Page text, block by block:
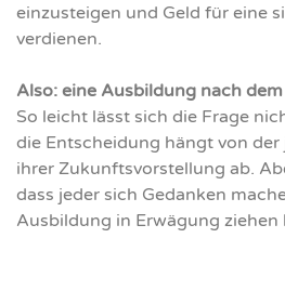
einzusteigen und Geld für eine
verdienen.
Also: eine Ausbildung nach
So leicht lässt sich die Frage
die Entscheidung hängt von
ihrer Zukunftsvorstellung ab.
dass jeder sich Gedanken
Ausbildung in Erwägung ziehen